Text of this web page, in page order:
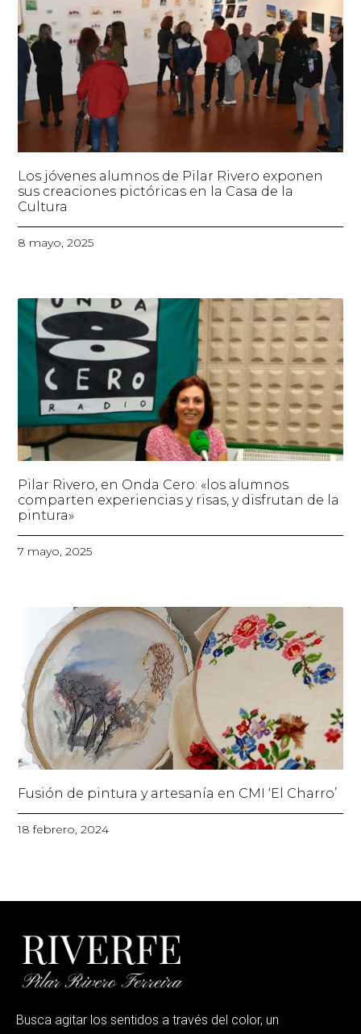
Los jóvenes alumnos de Pilar Rivero exponen
sus creaciones pictóricas en la Casa de la
Cultura
8 mayo, 2025
Pilar Rivero, en Onda Cero: «los alumnos
comparten experiencias y risas, y disfrutan de la
pintura»
7 mayo, 2025
Fusión de pintura y artesanía en CMI ‘El Charro’
18 febrero, 2024
Busca agitar los sentidos a través del color, un